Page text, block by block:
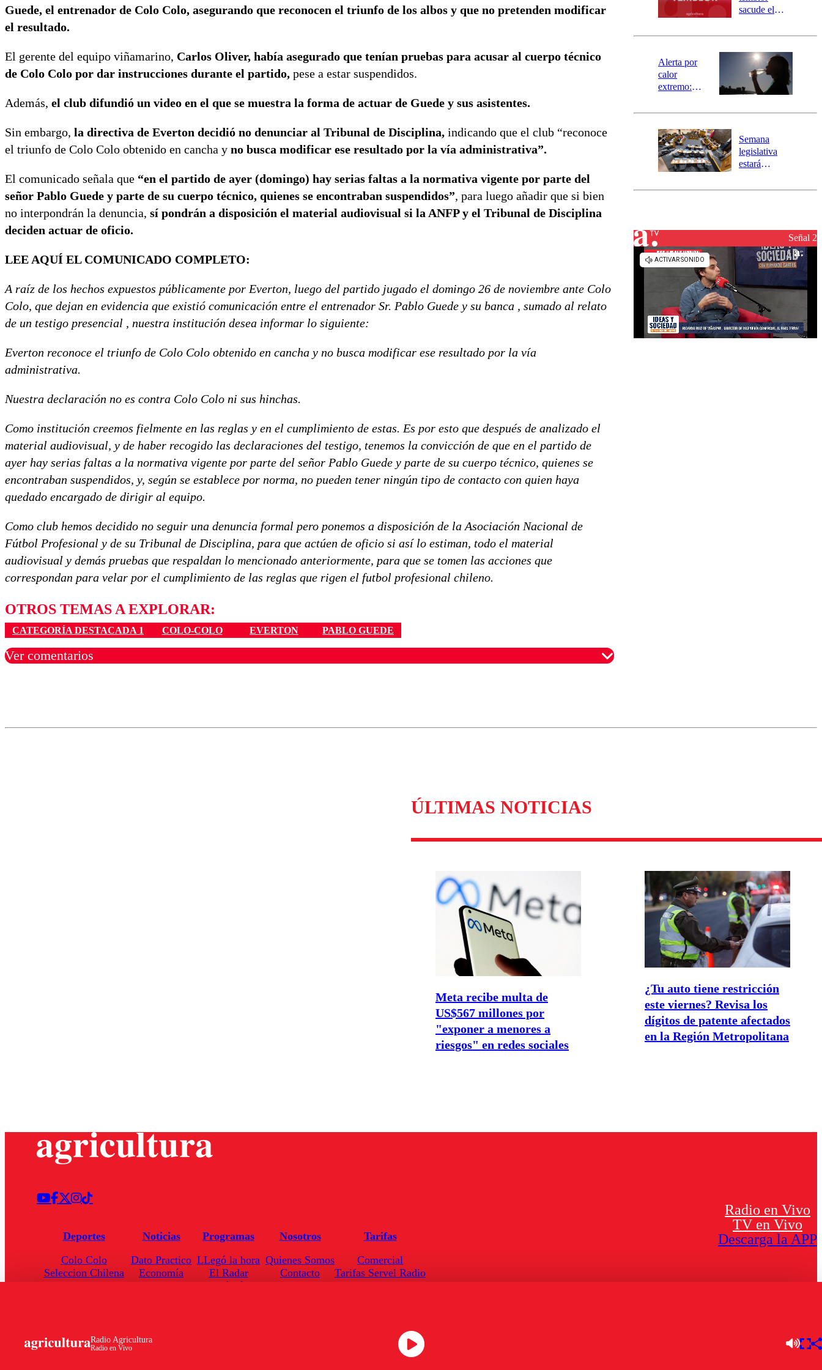
Guede, el entrenador de Colo Colo, asegurando que reconocen el triunfo de los albos y que no pretenden modificar
el resultado.
El gerente del equipo viñamarino, Carlos Oliver, había asegurado que tenían pruebas para acusar al cuerpo técnico
de Colo Colo por dar instrucciones durante el partido, pese a estar suspendidos.
Además, el club difundió un video en el que se muestra la forma de actuar de Guede y sus asistentes.
Sin embargo, la directiva de Everton decidió no denunciar al Tribunal de Disciplina, indicando que el club “reconoce
el triunfo de Colo Colo obtenido en cancha y no busca modificar ese resultado por la vía administrativa”.
El comunicado señala que “en el partido de ayer (domingo) hay serias faltas a la normativa vigente por parte del
señor Pablo Guede y parte de su cuerpo técnico, quienes se encontraban suspendidos”, para luego añadir que si bien
no interpondrán la denuncia, sí pondrán a disposición el material audiovisual si la ANFP y el Tribunal de Disciplina
deciden actuar de oficio.
LEE AQUÍ EL COMUNICADO COMPLETO:
A raíz de los hechos expuestos públicamente por Everton, luego del partido jugado el domingo 26 de noviembre ante Colo
Colo, que dejan en evidencia que existió comunicación entre el entrenador Sr. Pablo Guede y su banca , sumado al relato
de un testigo presencial , nuestra institución desea informar lo siguiente:
Everton reconoce el triunfo de Colo Colo obtenido en cancha y no busca modificar ese resultado por la vía
administrativa.
Nuestra declaración no es contra Colo Colo ni sus hinchas.
Como institución creemos fielmente en las reglas y en el cumplimiento de estas. Es por esto que después de analizado el
material audiovisual, y de haber recogido las declaraciones del testigo, tenemos la convicción de que en el partido de
ayer hay serias faltas a la normativa vigente por parte del señor Pablo Guede y parte de su cuerpo técnico, quienes se
encontraban suspendidos, y, según se establece por norma, no pueden tener ningún tipo de contacto con quien haya
quedado encargado de dirigir al equipo.
Como club hemos decidido no seguir una denuncia formal pero ponemos a disposición de la Asociación Nacional de
Fútbol Profesional y de su Tribunal de Disciplina, para que actúen de oficio si así lo estiman, todo el material
audiovisual y demás pruebas que respaldan lo mencionado anteriormente, para que se tomen las acciones que
correspondan para velar por el cumplimiento de las reglas que rigen el futbol profesional chileno.
OTROS TEMAS A EXPLORAR:
CATEGORÍA DESTACADA 1 COLO-COLO EVERTON PABLO GUEDE
Ver comentarios
mensajería
SAE
sacude el
revisa la
epicentro
Alerta por
calor
extremo:
activa Alerta
Preventiva en
tres comunas
Semana
legislativa
estará
el fin de la
reconstrucciónSeñal 2
ÚLTIMAS NOTICIAS
Meta recibe multa de
US$567 millones por
"exponer a menores a
riesgos" en redes sociales
¿Tu auto tiene restricción
este viernes? Revisa los
dígitos de patente afectados
en la Región Metropolitana
Radio Agricultura
Radio en Vivo
Deportes
Colo Colo
Seleccion Chilena
Noticias
Dato Practico
Economía
Programas
LLegó la hora
El Radar
Enfoqué Público
Nosotros
Quienes Somos
Contacto
Tarifas
Comercial
Tarifas Servel Radio
Radio en Vivo
TV en Vivo
Descarga la APP